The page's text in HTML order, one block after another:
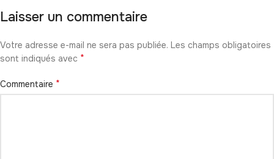
Laisser un commentaire
Votre adresse e-mail ne sera pas publiée. Les champs obligatoires
sont indiqués avec *
Commentaire *